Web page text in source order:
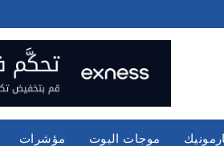
موجات اليوت مؤشرات